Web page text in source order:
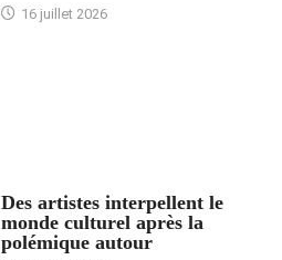
16 juillet 2026
Des artistes interpellent le
monde culturel après la
polémique autour